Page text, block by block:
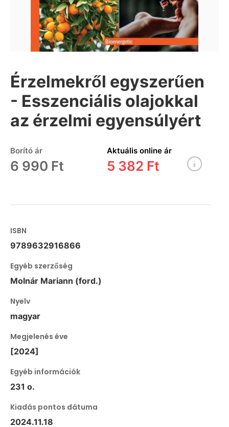
Érzelmekről egyszerűen
- Esszenciális olajokkal
az érzelmi egyensúlyért
Borító ár
6 990 Ft
Aktuális online ár
5 382 Ft
ISBN
9789632916866
Egyéb szerzőség
Molnár Mariann (ford.)
Nyelv
magyar
Megjelenés éve
[2024]
Egyéb információk
231 o.
Kiadás pontos dátuma
2024.11.18